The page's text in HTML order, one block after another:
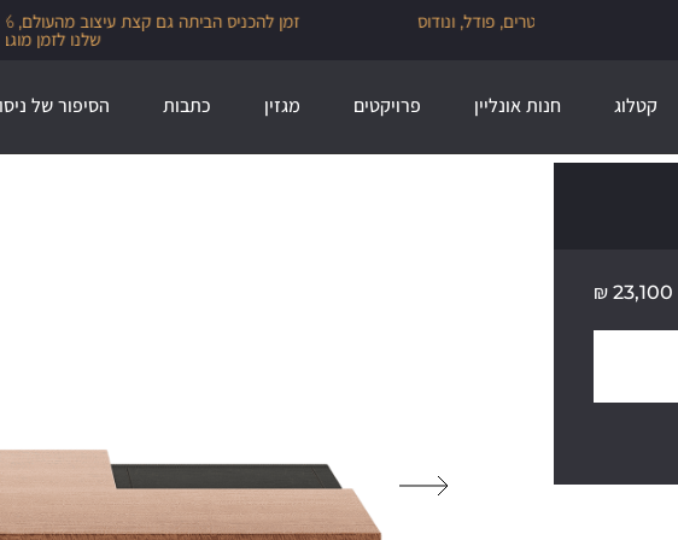
זמן להכניס הביתה גם קצת עיצוב מהעולם, 30% הנחה על מגוון מותגי הייבוא
שלנו לזמן מוגבל
קטלוג חנות אונליין פרויקטים מגזין כתבות הסיפור של ניסו
23,100
₪